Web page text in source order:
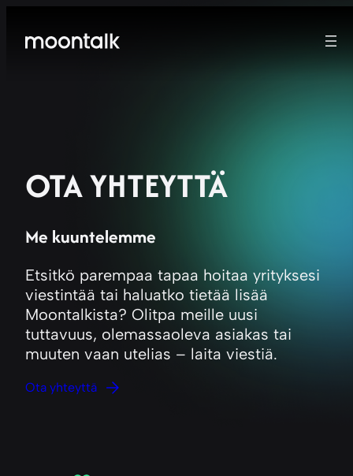
OTA YHTEYTTÄ
Me kuuntelemme
Etsitkö parempaa tapaa hoitaa yrityksesi
viestintää tai haluatko tietää lisää
Moontalkista? Olitpa meille uusi
tuttavuus, olemassaoleva asiakas tai
muuten vaan utelias – laita viestiä.
Ota yhteyttä